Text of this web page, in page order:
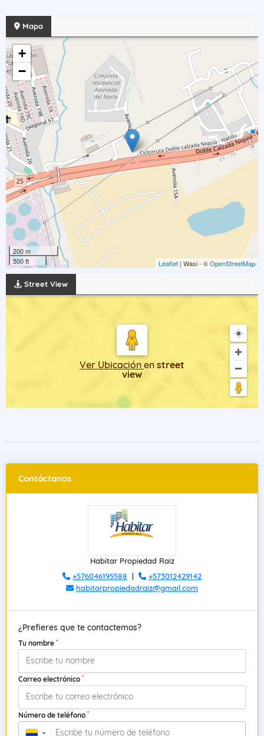
Mapa
+
−
200 m
500 ft
Leaflet | Wasi - ©OpenStreetMap
Street View
Ver Ubicación en street
view
Contáctanos
Habitar Propiedad Raiz
+576046195588 |
+573012429142
habitarpropiedadraiz@gmail.com
¿Prefieres que te contactemos?
Tu nombre *
Correo electrónico *
Número de teléfono *
▼